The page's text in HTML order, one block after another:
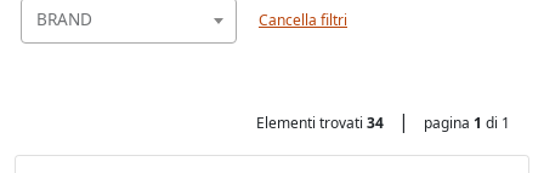
BRAND Cancella filtri
Elementi trovati 34 | pagina 1 di 1